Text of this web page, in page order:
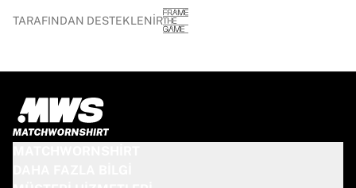
TARAFINDAN DESTEKLENIR